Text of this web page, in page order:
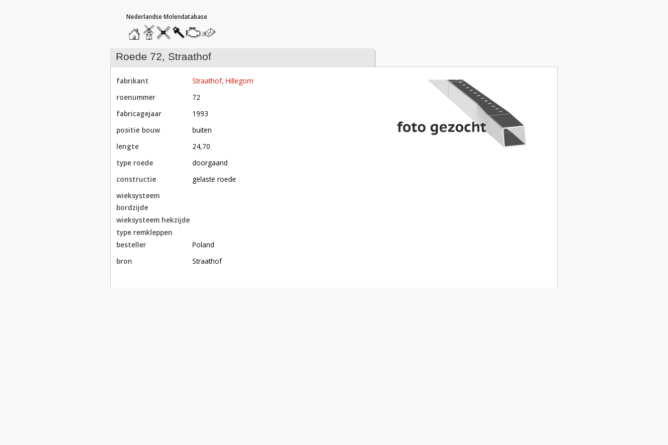
hoofdmenu
homemolendatabase
roedendatabase
assendatabase
motorendatabase
stuur
een
bericht
roede 72, Straathof
fabrikant
Straathof, Hillegom
roenummer
72
fabricagejaar
1993
positie bouw
buiten
lengte
24,70
type roede
doorgaand
constructie
gelaste roede
wieksysteem
bordzijde
wieksysteem hekzijde
type remkleppen
besteller
Poland
bron
Straathof